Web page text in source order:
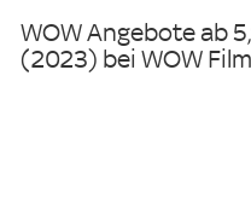
WOW Angebote ab
(2023) bei WOW